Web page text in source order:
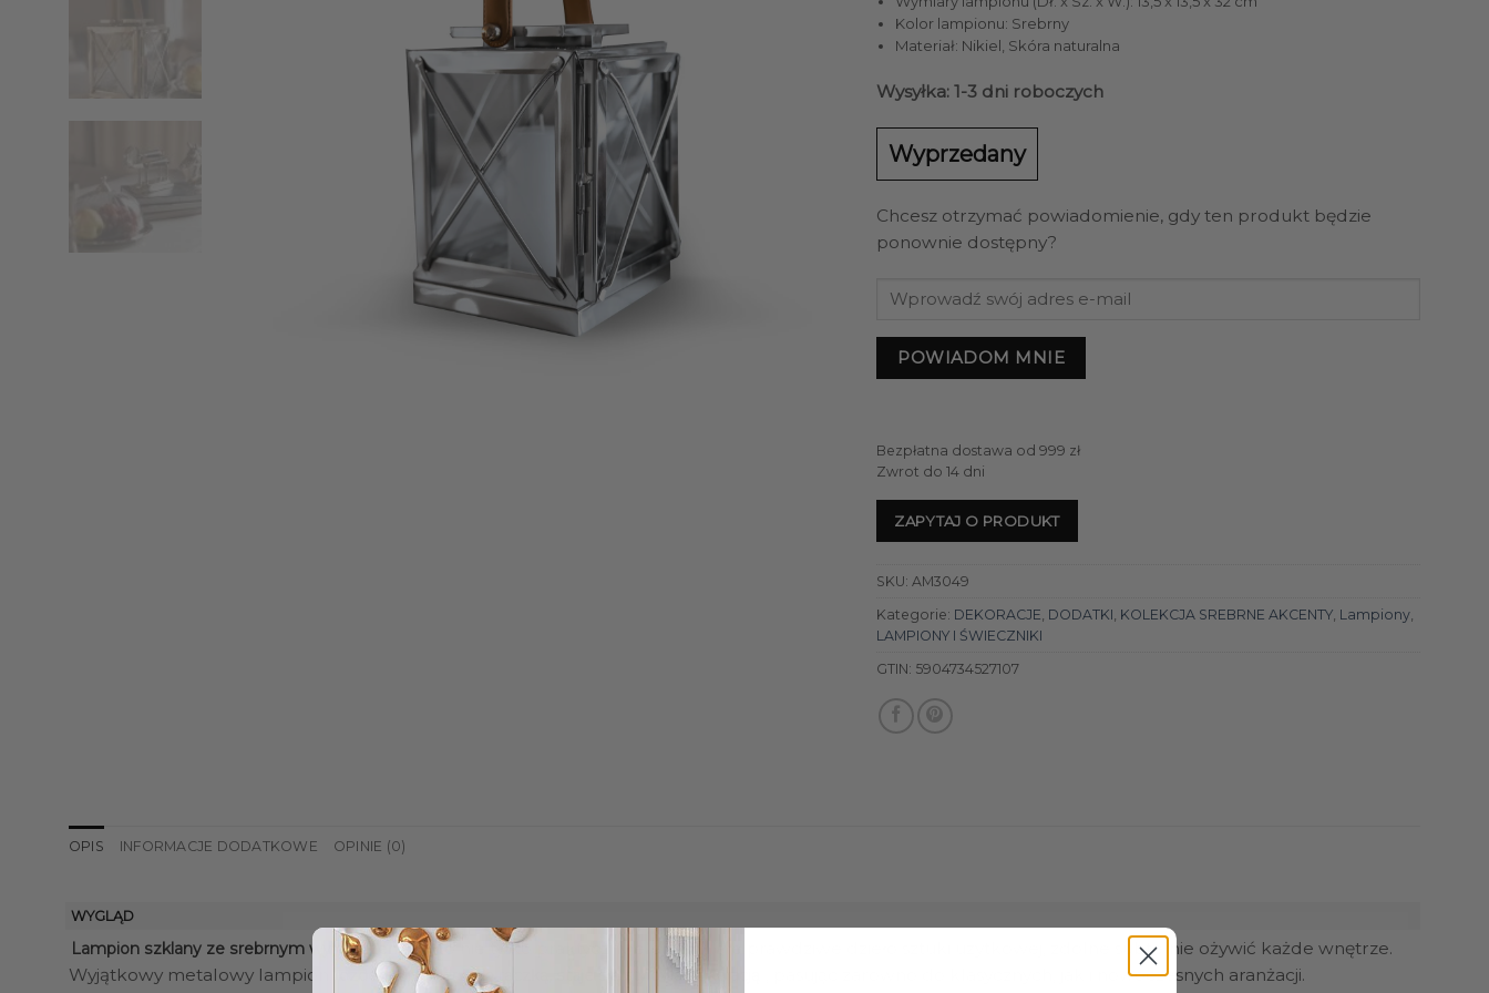
Kolor lampionu: Srebrny
Materiał: Nikiel, Skóra naturalna
Wysyłka: 1-3 dni roboczych
Wyprzedany
Chcesz otrzymać powiadomienie, gdy ten produkt będzie
ponownie dostępny?
POWIADOM MNIE
Bezpłatna dostawa od 999 zł
Zwrot do 14 dni
ZAPYTAJ O PRODUKT
SKU: AM3049
Kategorie: DEKORACJE DODATKI KOLEKCJA SREBRNE AKCENTY Lampiony
LAMPIONY I ŚWIECZNIKI
GTIN: 5904734527107
OPIS INFORMACJE DODATKOWE OPINIE (0)
WYGLĄD
Lampion szklany ze srebrnym wykończeniem to nie tylko praktyczny element, ale prawdziwe dzieło sztuki użytkowej, zdolne subtelnie ożywić każde wnętrze.
Wyjątkowy metalowy lampion,
ozdobiony skórzaną rączką, staje się stylową dekoracją , pasując zarówno do klasycznych, jak i nowoczesnych aranżacji.